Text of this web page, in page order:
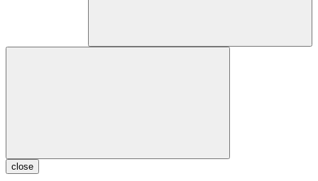
close